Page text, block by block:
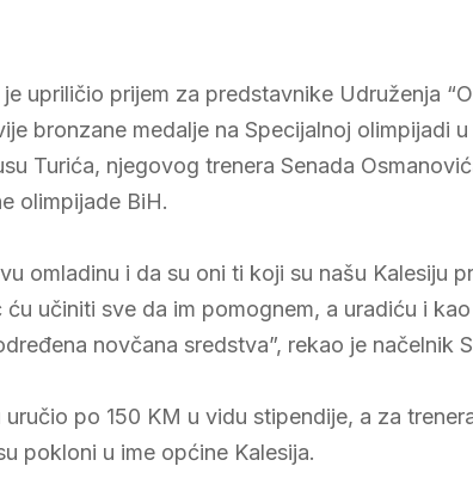
upriličio prijem za predstavnike Udruženja
bronzane medalje na Specijalnoj olimpijadi
Turića, njegovog trenera Senada
olimpijade BiH.
omladinu i da su oni ti koji su našu Kalesiju
učiniti sve da im pomognem, a uradiću i
novčana sredstva”, rekao je načelnik
po 150 KM u vidu stipendije, a za
pokloni u ime općine Kalesija.